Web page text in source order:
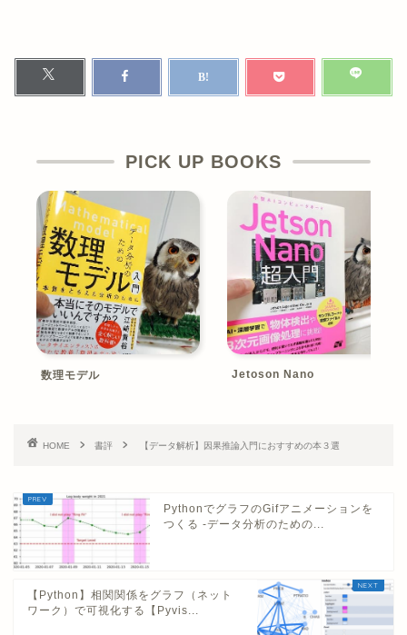
PICK UP BOOKS
数理モデル Jetoson Nano
HOME 書評 【データ解析】因果推論入門におすすめの本３選
PythonでグラフのGifアニメーションを
つくる -データ分析のための...
【Python】相関関係をグラフ（ネット
ワーク）で可視化する【Pyvis...